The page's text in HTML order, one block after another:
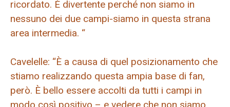
ricordato. È divertente perché non siamo in
nessuno dei due campi-siamo in questa strana
area intermedia. “
Cavelelle: “È a causa di quel posizionamento che
stiamo realizzando questa ampia base di fan,
però. È bello essere accolti da tutti i campi in